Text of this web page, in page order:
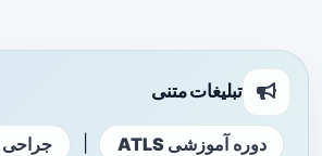
تبلیغات متنی
دوره آموزشی ATLS جراحی